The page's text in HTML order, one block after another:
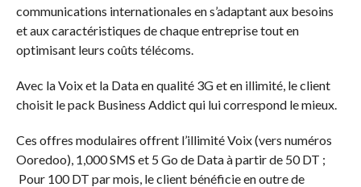
communications internationales en s’adaptant aux besoins
et aux caractéristiques de chaque entreprise tout en
optimisant leurs coûts télécoms.
Avec la Voix et la Data en qualité 3G et en illimité, le client
choisit le pack Business Addict qui lui correspond le mieux.
Ces offres modulaires offrent l’illimité Voix (vers numéros
Ooredoo), 1,000 SMS et 5 Go de Data à partir de 50 DT ;
Pour 100 DT par mois, le client bénéficie en outre de